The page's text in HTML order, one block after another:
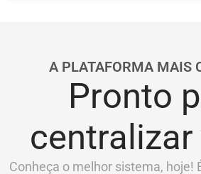
A PLATAFORMA MAIS
Pronto
Conheça o melhor sistema, hoje!